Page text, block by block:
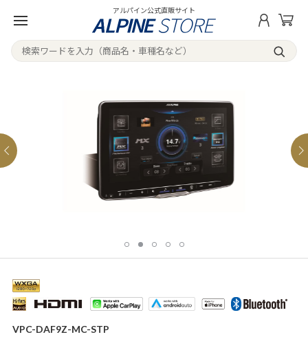
アルパイン公式直販サイト
VPC-DAF9Z-MC-STP